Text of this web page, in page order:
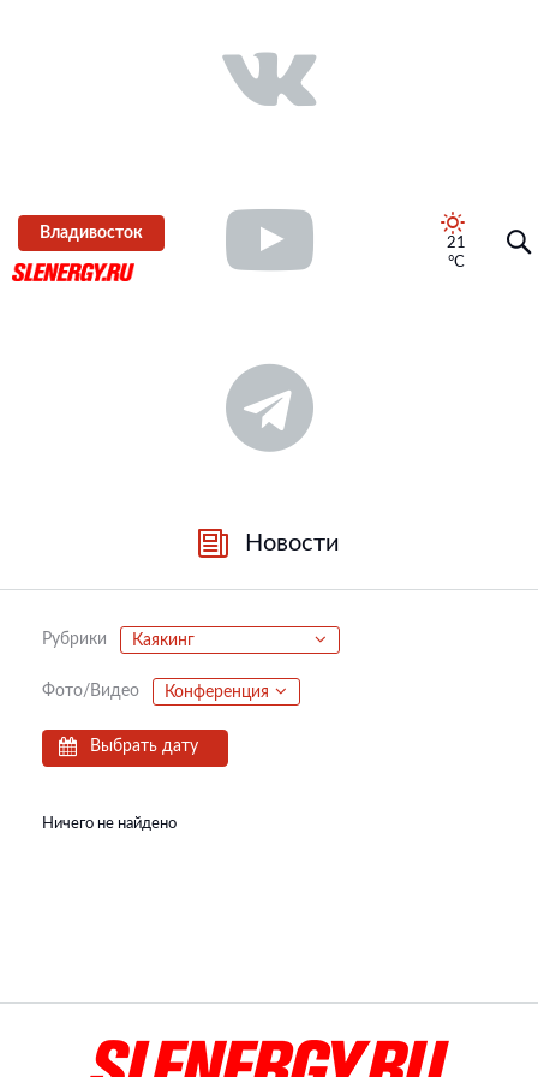
Владивосток
21
°C
Новости
Рубрики Каякинг
Фото/Видео Конференция
Выбрать дату
Ничего не найдено